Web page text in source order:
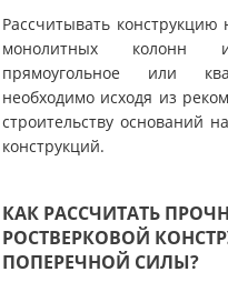
Рассчитывать
монолитных колонн
прямоугольное или
необходимо исходя из
строительству оснований
конструкций.
КАК РАССЧИТАТЬ
РОСТВЕРКОВОЙ
ПОПЕРЕЧНОЙ СИЛЫ?